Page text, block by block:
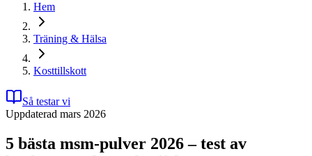
Hem
Träning & Hälsa
Kosttillskott
Så testar vi
Uppdaterad mars 2026
5 bästa msm-pulver 2026 – test av